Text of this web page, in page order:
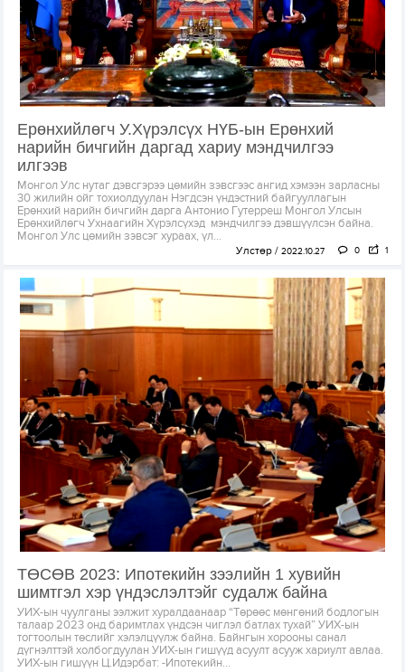
Ерөнхийлөгч У.Хүрэлсүх НҮБ-ын Ерөнхий
нарийн бичгийн даргад хариу мэндчилгээ
илгээв
Монгол Улс нутаг дэвсгэрээ цөмийн зэвсгээс ангид хэмээн зарласны
30 жилийн ойг тохиолдуулан Нэгдсэн үндэстний байгууллагын
Ерөнхий нарийн бичгийн дарга Антонио Гутерреш Монгол Улсын
Ерөнхийлөгч Ухнаагийн Хүрэлсүхэд мэндчилгээ дэвшүүлсэн байна.
Монгол Улс цөмийн зэвсэг хураах, үл...
Улстөр 2022.10.27 0 1
ТӨСӨВ 2023: Ипотекийн зээлийн 1 хувийн
шимтгэл хэр үндэслэлтэйг судалж байна
УИХ-ын чуулганы ээлжит хуралдаанаар “Төрөөс мөнгөний бодлогын
талаар 2023 онд баримтлах үндсэн чиглэл батлах тухай” УИХ-ын
тогтоолын төслийг хэлэлцүүлж байна. Байнгын хорооны санал
дүгнэлттэй холбогдуулан УИХ-ын гишүүд асуулт асууж хариулт авлаа.
УИХ-ын гишүүн Ц.Идэрбат: -Ипотекийн...